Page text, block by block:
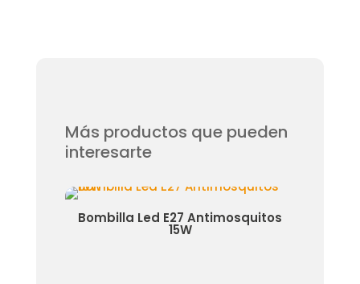
Más productos que pueden
interesarte
Led E27 Antimosquitos Bombilla Led